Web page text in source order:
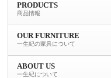
PRODUCTS
商品情報
OUR FURNITURE
一生紀の家具について
ABOUT US
一生紀について